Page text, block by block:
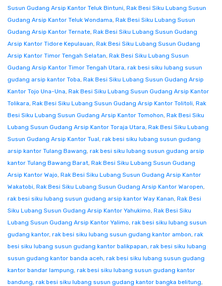
Susun Gudang Arsip Kantor Teluk Bintuni, Rak Besi Siku Lubang Susun
Gudang Arsip Kantor Teluk Wondama, Rak Besi Siku Lubang Susun
Gudang Arsip Kantor Ternate, Rak Besi Siku Lubang Susun Gudang
Arsip Kantor Tidore Kepulauan, Rak Besi Siku Lubang Susun Gudang
Arsip Kantor Timor Tengah Selatan, Rak Besi Siku Lubang Susun
Gudang Arsip Kantor Timor Tengah Utara, rak besi siku lubang susun
gudang arsip kantor Toba, Rak Besi Siku Lubang Susun Gudang Arsip
Kantor Tojo Una-Una, Rak Besi Siku Lubang Susun Gudang Arsip Kantor
Tolikara, Rak Besi Siku Lubang Susun Gudang Arsip Kantor Tolitoli, Rak
Besi Siku Lubang Susun Gudang Arsip Kantor Tomohon, Rak Besi Siku
Lubang Susun Gudang Arsip Kantor Toraja Utara, Rak Besi Siku Lubang
Susun Gudang Arsip Kantor Tual, rak besi siku lubang susun gudang
arsip kantor Tulang Bawang, rak besi siku lubang susun gudang arsip
kantor Tulang Bawang Barat, Rak Besi Siku Lubang Susun Gudang
Arsip Kantor Wajo, Rak Besi Siku Lubang Susun Gudang Arsip Kantor
Wakatobi, Rak Besi Siku Lubang Susun Gudang Arsip Kantor Waropen,
rak besi siku lubang susun gudang arsip kantor Way Kanan, Rak Besi
Siku Lubang Susun Gudang Arsip Kantor Yahukimo, Rak Besi Siku
Lubang Susun Gudang Arsip Kantor Yalimo, rak besi siku lubang susun
gudang kantor, rak besi siku lubang susun gudang kantor ambon, rak
besi siku lubang susun gudang kantor balikpapan, rak besi siku lubang
susun gudang kantor banda aceh, rak besi siku lubang susun gudang
kantor bandar lampung, rak besi siku lubang susun gudang kantor
bandung, rak besi siku lubang susun gudang kantor bangka belitung,